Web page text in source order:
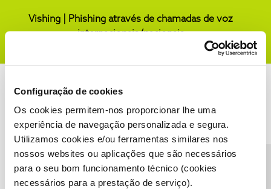
Configuração de cookies
Os cookies permitem-nos proporcionar lhe uma
experiência de navegação personalizada e segura.
Utilizamos cookies e/ou ferramentas similares nos
nossos websites ou aplicações que são necessários
para o seu bom funcionamento técnico (cookies
necessários para a prestação de serviço).
Vishing | Phishing através de chamadas de voz
internacionais/nacionais
Condições do Fórum NOS Accessibility statement